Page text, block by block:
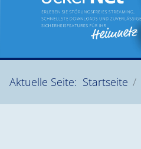
Aktuelle Seite: Startseite